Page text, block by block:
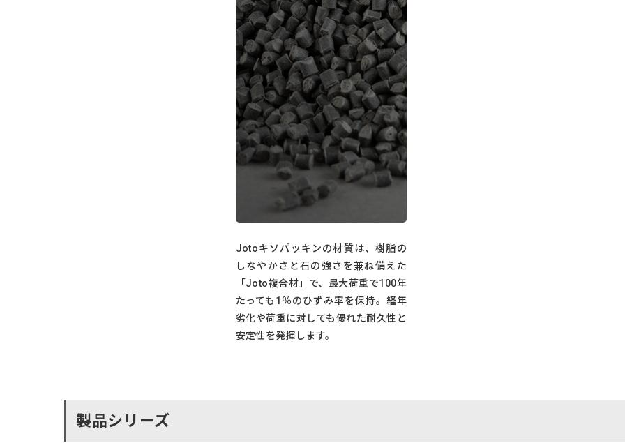
Jotoキソパッキンの材質は、樹脂の
しなやかさと石の強さを兼ね備えた
「Joto複合材」で、最大荷重で100年
たっても1％のひずみ率を保持。経年
劣化や荷重に対しても優れた耐久性と
安定性を発揮します。
製品シリーズ